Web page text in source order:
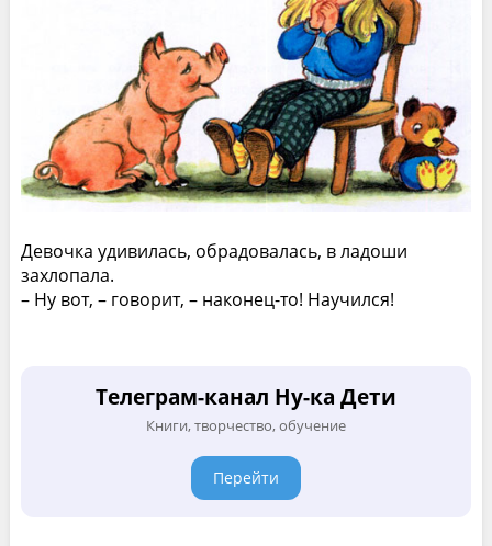
Девочка удивилась, обрадовалась, в ладоши
захлопала.
– Ну вот, – говорит, – наконец-то! Научился!
Телеграм-канал Ну-ка Дети
Книги, творчество, обучение
Перейти